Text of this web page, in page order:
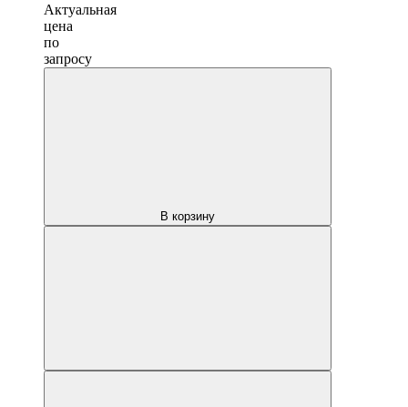
Актуальная
цена
по
запросу
В корзину